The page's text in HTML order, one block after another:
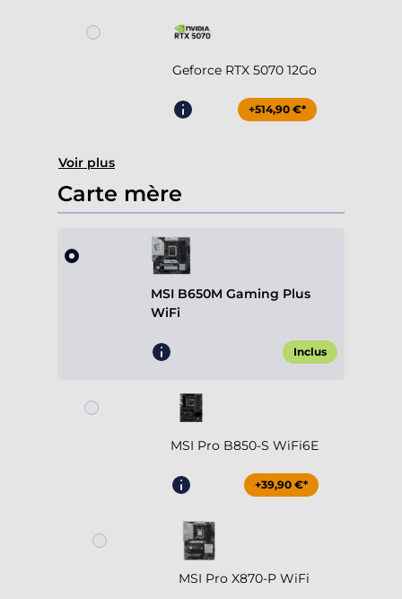
Geforce RTX 5070 12Go
+514,90 €*
Voir plus
Carte mère
MSI B650M Gaming Plus
WiFi
Inclus
MSI Pro B850-S WiFi6E
+39,90 €*
MSI Pro X870-P WiFi